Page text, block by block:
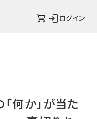
ログイン
何か」が当た